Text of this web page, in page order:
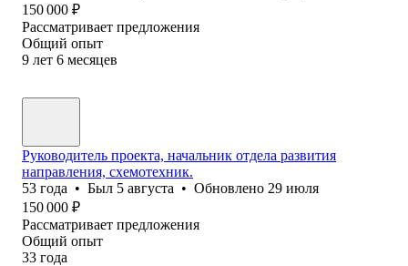
150 000 ₽
Рассматривает предложения
Общий опыт
9 лет 6 месяцев
Руководитель проекта, начальник отдела развития
направления, схемотехник.
53 года • Был 5 августа • Обновлено 29 июля
150 000 ₽
Рассматривает предложения
Общий опыт
33 года